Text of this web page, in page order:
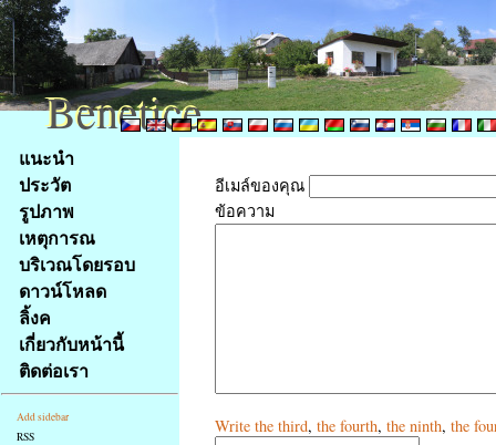
obsah
stránky
Klávesové
zkratky
tomto
webu
základní
Hlavní
strana
แนะนำ
ประวัต
รูปภาพ
เหตุการณ
บริเวณโดยรอบ
ดาวน์โหลด
ลิ้งค
เกี่ยวกับหน้านี้
ติดต่อเรา
Add sidebar
RSS
อีเมล์ของคุณ
ข้อความ
Write the third, the fourth, the ninth, the
Benetice
Benetice